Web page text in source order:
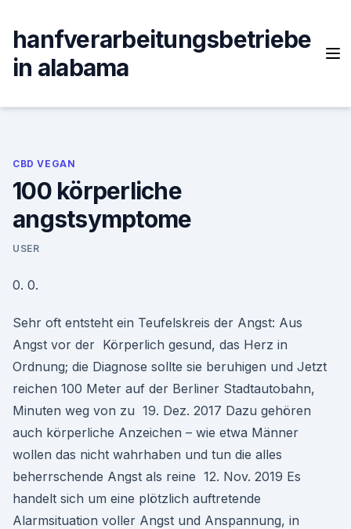
content
hanfverarbeitungsbetriebe
in alabama
CBD VEGAN
100 körperliche
angstsymptome
USER
0. 0.
Sehr oft entsteht ein Teufelskreis der Angst: Aus
Angst vor der Körperlich gesund, das Herz in
Ordnung; die Diagnose sollte sie beruhigen und Jetzt
reichen 100 Meter auf der Berliner Stadtautobahn,
Minuten weg von zu 19. Dez. 2017 Dazu gehören
auch körperliche Anzeichen – wie etwa Männer
wollen das nicht wahrhaben und tun die alles
beherrschende Angst als reine 12. Nov. 2019 Es
handelt sich um eine plötzlich auftretende
Alarmsituation voller Angst und Anspannung, in